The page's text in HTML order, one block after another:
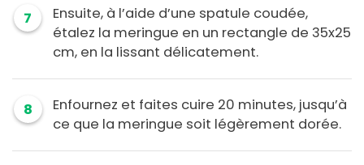
7
Ensuite, à l’aide d’une spatule coudée,
étalez la meringue en un rectangle de 35x25
cm, en la lissant délicatement.
8
Enfournez et faites cuire 20 minutes, jusqu’à
ce que la meringue soit légèrement dorée.